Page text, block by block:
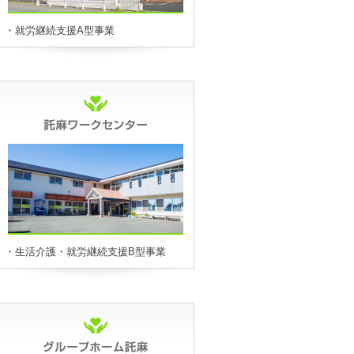
・就労継続支援A型事業
・生活介護・就労継続支援B型事業